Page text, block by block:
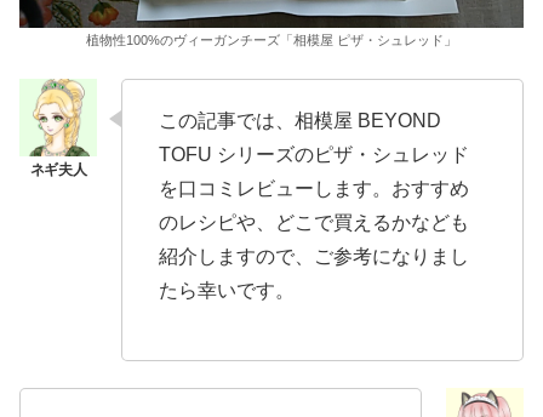
植物性100%のヴィーガンチーズ「相模屋 ピザ・シュレッド」
この記事では、相模屋 BEYOND
TOFU シリーズのピザ・シュレッド
を口コミレビューします。おすすめ
のレシピや、どこで買えるかなども
紹介しますので、ご参考になりまし
たら幸いです。